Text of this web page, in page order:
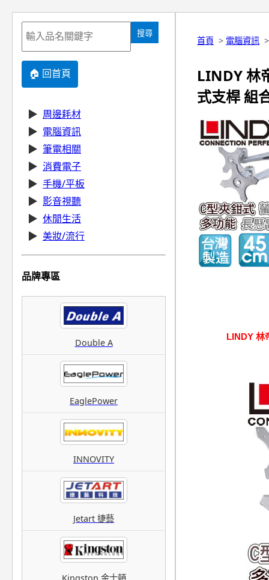
搜尋
🏠 回首頁
▶ 周邊耗材
▶ 電腦資訊
▶ 筆電相關
▶ 消費電子
▶ 手機/平板
▶ 影音視聽
▶ 休閒生活
▶ 美妝/流行
品牌專區
Double A
EaglePower
INNOVITY
Jetart 捷藝
首頁 > 電腦資訊
LINDY 林
式支桿 組
LINDY 林